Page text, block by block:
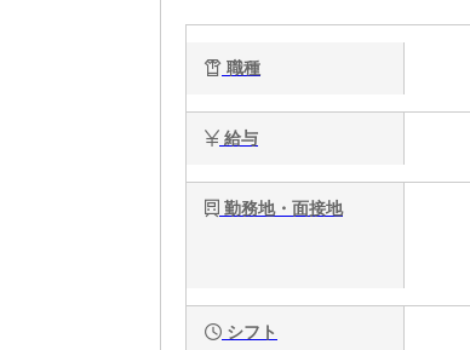
職種
給与
勤務地・面接地
シフト